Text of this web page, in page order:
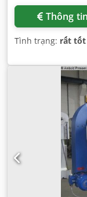
Thông
Tình trạng: rất tốt